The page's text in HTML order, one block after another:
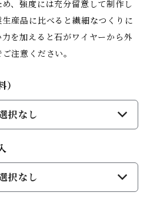
、強度には充分留意して制作し
産品に比べると繊細なつくりに
を加えると石がワイヤーから外
注意ください。
択なし
択なし